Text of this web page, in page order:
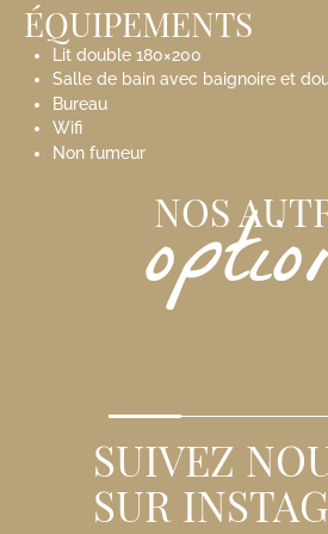
ÉQUIPEMENTS
Lit double 180×200
Salle de bain avec baignoire et
Bureau
Wifi
Non fumeur
NOS
SUIVEZ
SUR